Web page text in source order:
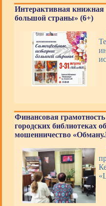
Интерактивная
большой страны» (6+)
Финансовая
городских библиотеках
мошенничество